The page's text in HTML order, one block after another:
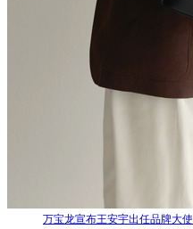
万宝龙宣布王安宇出任品牌大使